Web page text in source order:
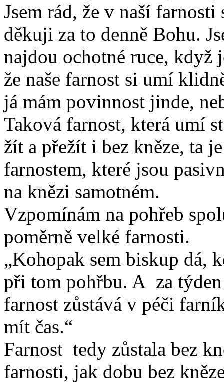
Jsem rád, že v naší
děkuji za to denně Bohu.
najdou ochotné ruce, když
že naše farnost si umí
já mám povinnost jinde,
Taková farnost, která umí
žít a přežít i bez kněze, ta
farnostem, které jsou
na knězi samotném.
Vzpomínám na pohřeb
poměrně velké farnosti.
„Kohopak sem biskup dá,
při tom pohřbu. A za
farnost zůstává v péči
mít čas.“
Farnost tedy zůstala bez
farnosti, jak dobu bez